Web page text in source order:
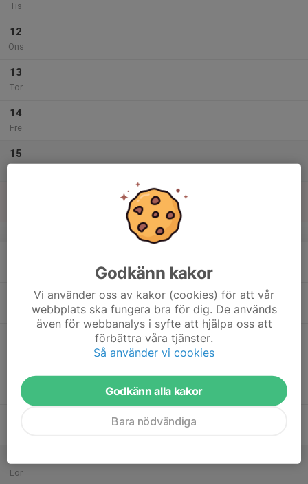
Tis
12
Ons
13
Tor
14
Fre
15
v.34
Tor
Lör
Godkänn kakor
Vi använder oss av kakor (cookies) för att vår
webbplats ska fungera bra för dig. De används
även för webbanalys i syfte att hjälpa oss att
förbättra våra tjänster.
Så använder vi cookies
Godkänn alla kakor
Bara nödvändiga